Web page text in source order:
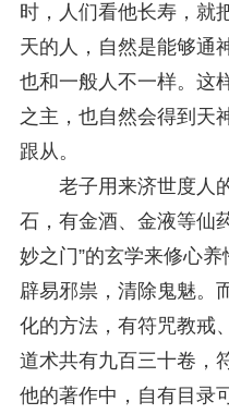
时，人们看他长寿，就
天的人，自然是能够通
也和一般人不一样。这
之主，也自然会得到天
跟从。
老子用来济世度人
石，有金酒、金液等仙
妙之门”的玄学来修心养
辟易邪祟，清除鬼魅。
化的方法，有符咒教戒
道术共有九百三十卷，
他的著作中，自有目录